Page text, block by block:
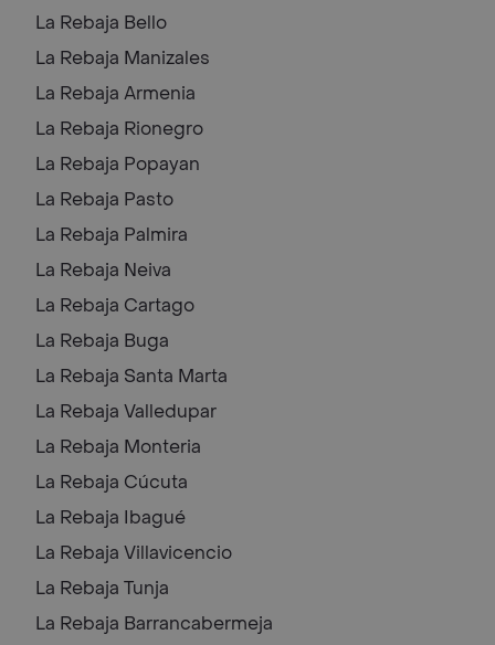
La Rebaja Bello
La Rebaja Manizales
La Rebaja Armenia
La Rebaja Rionegro
La Rebaja Popayan
La Rebaja Pasto
La Rebaja Palmira
La Rebaja Neiva
La Rebaja Cartago
La Rebaja Buga
La Rebaja Santa Marta
La Rebaja Valledupar
La Rebaja Monteria
La Rebaja Cúcuta
La Rebaja Ibagué
La Rebaja Villavicencio
La Rebaja Tunja
La Rebaja Barrancabermeja